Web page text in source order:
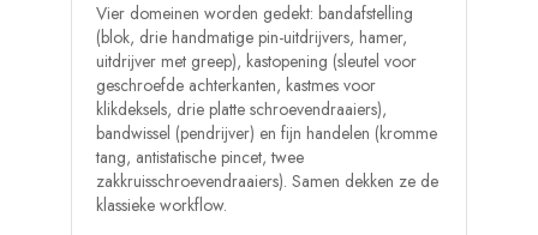
Vier domeinen worden gedekt: bandafstelling
(blok, drie handmatige pin-uitdrijvers, hamer,
uitdrijver met greep), kastopening (sleutel voor
geschroefde achterkanten, kastmes voor
klikdeksels, drie platte schroevendraaiers),
bandwissel (pendrijver) en fijn handelen (kromme
tang, antistatische pincet, twee
zakkruisschroevendraaiers). Samen dekken ze de
klassieke workflow.